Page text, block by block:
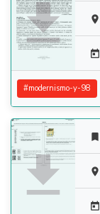
 

#modernismo-y-98



